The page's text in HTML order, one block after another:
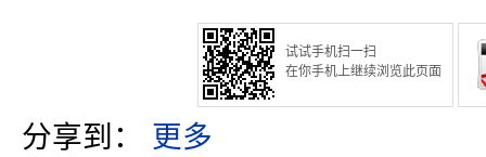
试试手机扫一扫
在你手机上继续浏览此页面
分享到： 更多